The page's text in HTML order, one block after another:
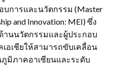
การและนวัตกรรม (Master
and Innovation: MEI) ซึ่ง
นนวัตกรรมและผู้ประกอบ
อเชียให้สามารถขับเคลื่อน
มิภาคอาเซียนและระดับ